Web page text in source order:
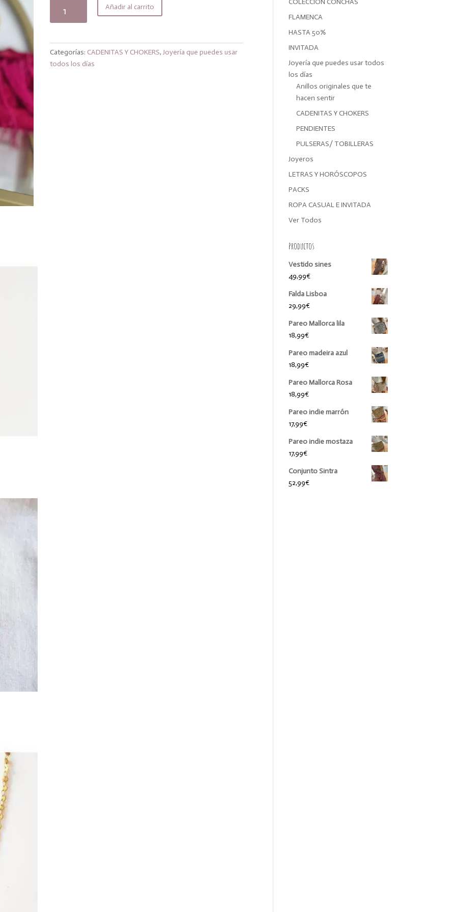
era: es:
Añadir al carrito
Categorías: CADENITAS Y CHOKERS,Joyería que puedes usar
todos los días
COLECCIÓN CONCHAS
FLAMENCA
HASTA 50%
INVITADA
Joyería que puedes usar todos
los días
Anillos originales que te
hacen sentir
CADENITAS Y CHOKERS
PENDIENTES
PULSERAS/ TOBILLERAS
Joyeros
LETRAS Y HORÓSCOPOS
PACKS
ROPA CASUAL E INVITADA
Ver Todos
Productos
Vestido sines
49,99€
Falda Lisboa
29,99€
Pareo Mallorca lila
18,99€
Pareo madeira azul
18,99€
Pareo Mallorca Rosa
18,99€
Pareo indie marrón
17,99€
Pareo indie mostaza
17,99€
Conjunto Sintra
52,99€